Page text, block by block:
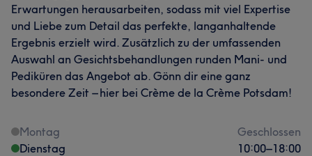
Erwartungen herausarbeiten, sodass mit viel Expertise
und Liebe zum Detail das perfekte, langanhaltende
Ergebnis erzielt wird. Zusätzlich zu der umfassenden
Auswahl an Gesichtsbehandlungen runden Mani- und
Pediküren das Angebot ab. Gönn dir eine ganz
besondere Zeit – hier bei Crème de la Crème Potsdam!
Montag
Geschlossen
Dienstag
10:00–18:00